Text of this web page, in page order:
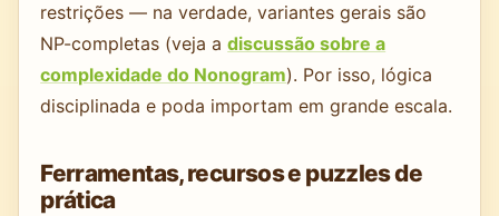
restrições — na verdade, variantes gerais são
NP-completas (veja adiscussão sobre a
complexidade do Nonogram). Por isso, lógica
disciplinada e poda importam em grande escala.
Ferramentas, recursos e puzzles de
prática